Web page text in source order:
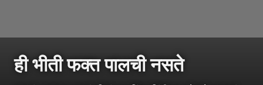
ही भीती फक्त पालची नसते